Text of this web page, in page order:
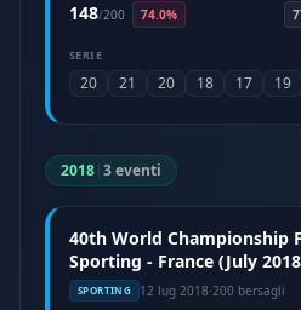
148/200 74.0%
SERIE
20 21 20 18 17 19
2018|3 eventi
40th World Championship
Sporting - France (July
SPORTING 12 lug 2018·200 bersagli